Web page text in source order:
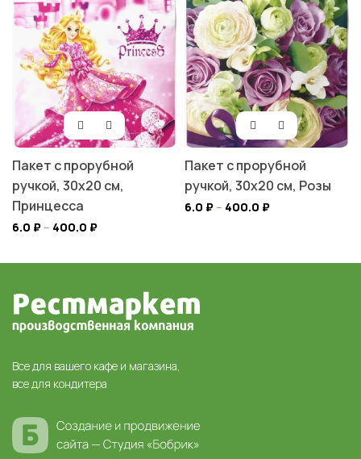
Пакет с прорубной
ручкой, 30х20 см,
Принцесса
6.0 ₽– 400.0 ₽
Пакет с прорубной
ручкой, 30х20 см, Розы
6.0 ₽– 400.0 ₽
Все для вашего кафе и магазина,
все для кондитера